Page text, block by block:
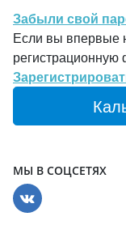
Забыли свой
Если вы впервые
регистрационную
МЫ В СОЦСЕТЯХ